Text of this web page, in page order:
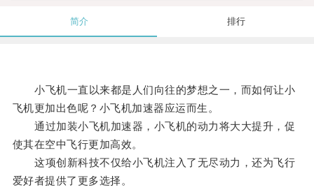
简介 排行
小飞机一直以来都是人们向往的梦想之一，而如何让小
飞机更加出色呢？小飞机加速器应运而生。
通过加装小飞机加速器，小飞机的动力将大大提升，促
使其在空中飞行更加高效。
这项创新科技不仅给小飞机注入了无尽动力，还为飞行
爱好者提供了更多选择。